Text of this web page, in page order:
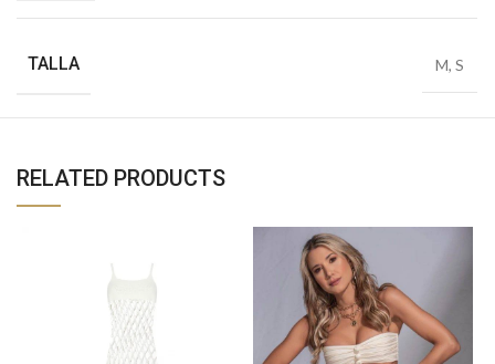
TALLA M,S
RELATED PRODUCTS